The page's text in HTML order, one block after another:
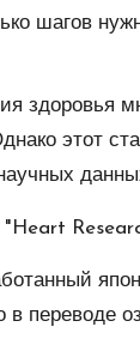
здоровья
этот
в переводе